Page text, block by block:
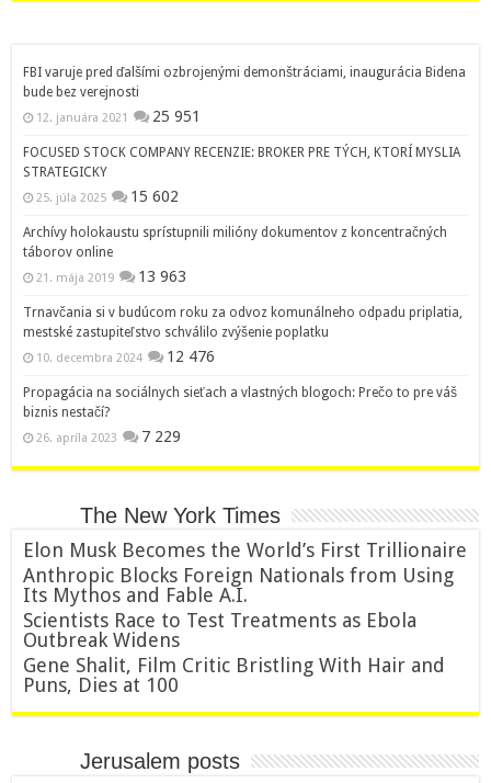
FBI varuje pred ďalšími ozbrojenými demonštráciami, inaugurácia Bidena
bude bez verejnosti
12. januára 2021 25 951
FOCUSED STOCK COMPANY RECENZIE: BROKER PRE TÝCH, KTORÍ MYSLIA
STRATEGICKY
25. júla 2025 15 602
Archívy holokaustu sprístupnili milióny dokumentov z koncentračných
táborov online
21. mája 2019 13 963
Trnavčania si v budúcom roku za odvoz komunálneho odpadu priplatia,
mestské zastupiteľstvo schválilo zvýšenie poplatku
10. decembra 2024 12 476
Propagácia na sociálnych sieťach a vlastných blogoch: Prečo to pre váš
biznis nestačí?
26. apríla 2023 7 229
The New York Times
Elon Musk Becomes the World’s First Trillionaire
Anthropic Blocks Foreign Nationals from Using
Its Mythos and Fable A.I.
Scientists Race to Test Treatments as Ebola
Outbreak Widens
Gene Shalit, Film Critic Bristling With Hair and
Puns, Dies at 100
Jerusalem posts